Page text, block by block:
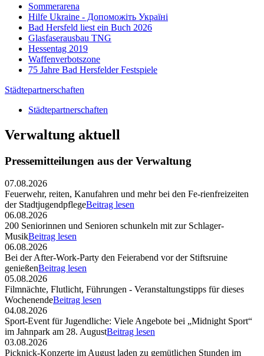
Sommerarena
Hilfe Ukraine - Допоможіть Україні
Bad Hersfeld liest ein Buch 2026
Glasfaserausbau TNG
Hessentag 2019
Waffenverbotszone
75 Jahre Bad Hersfelder Festspiele
Städtepartnerschaften
Städtepartnerschaften
Verwaltung aktuell
Pressemitteilungen aus der Verwaltung
07.08.2026
Feuerwehr, reiten, Kanufahren und mehr bei den Fe-rienfreizeiten
der StadtjugendpflegeBeitrag lesen
06.08.2026
200 Seniorinnen und Senioren schunkeln mit zur Schlager-
MusikBeitrag lesen
06.08.2026
Bei der After-Work-Party den Feierabend vor der Stiftsruine
genießenBeitrag lesen
05.08.2026
Filmnächte, Flutlicht, Führungen - Veranstaltungstipps für dieses
WochenendeBeitrag lesen
04.08.2026
Sport-Event für Jugendliche: Viele Angebote bei „Midnight Sport“
im Jahnpark am 28. AugustBeitrag lesen
03.08.2026
Picknick-Konzerte im August laden zu gemütlichen Stunden im